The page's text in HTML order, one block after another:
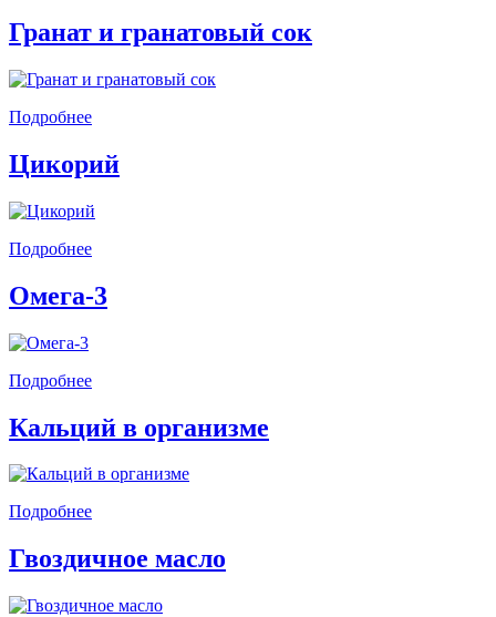
Гранат и гранатовый сок
Подробнее
Цикорий
Подробнее
Омега-3
Подробнее
Кальций в организме
Подробнее
Гвоздичное масло